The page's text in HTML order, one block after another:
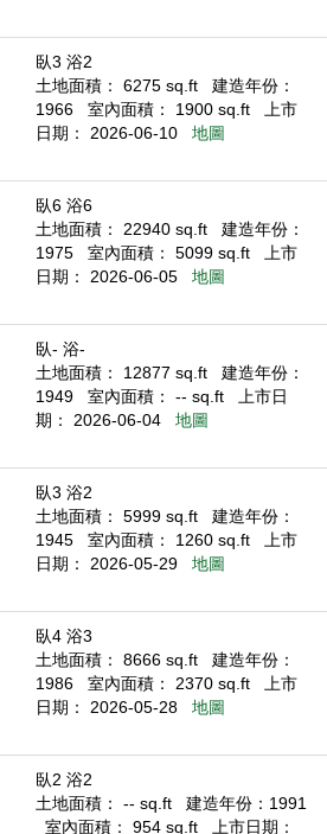
臥3 浴2
土地面積： 6275 sq.ft
建造年份：
1966
室內面積： 1900 sq.ft
上市
日期： 2026-06-10
地圖
臥6 浴6
土地面積： 22940 sq.ft
建造年份：
1975
室內面積： 5099 sq.ft
上市
日期： 2026-06-05
地圖
臥- 浴-
土地面積： 12877 sq.ft
建造年份：
1949
室內面積： -- sq.ft
上市日
期： 2026-06-04
地圖
臥3 浴2
土地面積： 5999 sq.ft
建造年份：
1945
室內面積： 1260 sq.ft
上市
日期： 2026-05-29
地圖
臥4 浴3
土地面積： 8666 sq.ft
建造年份：
1986
室內面積： 2370 sq.ft
上市
日期： 2026-05-28
地圖
臥2 浴2
土地面積： -- sq.ft
建造年份：1991
室內面積： 954 sq.ft
上市日期：